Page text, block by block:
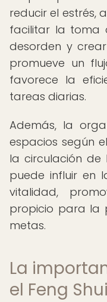
reducir el estrés,
facilitar la toma
desorden y
promueve un
favorece la
tareas diarias.
Además, la
espacios según
la circulación
puede influir en
vitalidad,
propicio para la
metas.
La
el Feng Shui